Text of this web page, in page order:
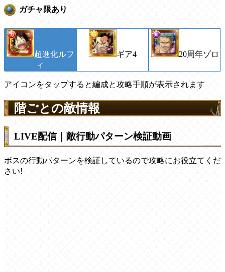
ガチャ限あり
超進化ルフ
ィ
ギア4 20周年ゾロ
アイコンをタップすると編成と攻略手順が表示されます
階ごとの敵情報
LIVE配信｜敵行動パターン検証動画
ボスの行動パターンを検証しているので攻略にお役立てくだ
さい!